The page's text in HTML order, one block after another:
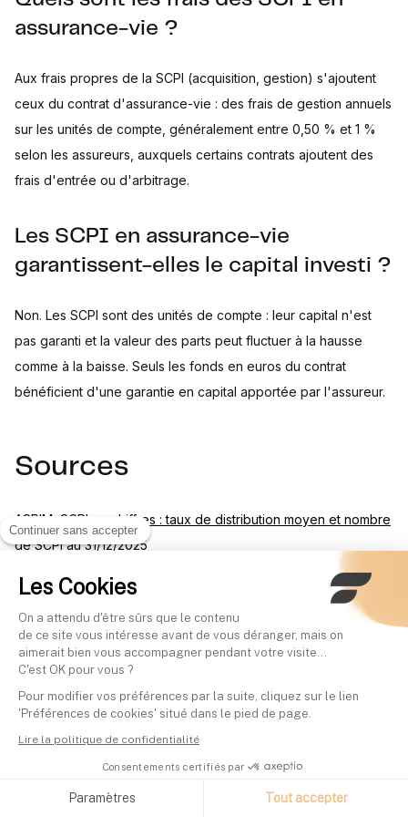
Continuer sans accepter
Les Cookies
On a attendu d'être sûrs que le contenu
de ce site vous intéresse avant de vous déranger, mais on
aimerait bien vous accompagner pendant votre visite...
C'est OK pour vous ?
Pour modifier vos préférences par la suite, cliquez sur le lien
'Préférences de cookies' situé dans le pied de page.
Lire la politique de confidentialité
Consentements certifiés par
Paramètres Tout accepter
assurance-vie ?
Aux frais propres de la SCPI (acquisition, gestion) s'ajoutent
ceux du contrat d'assurance-vie : des frais de gestion annuels
sur les unités de compte, généralement entre 0,50 % et 1 %
selon les assureurs, auxquels certains contrats ajoutent des
frais d'entrée ou d'arbitrage.
Les SCPI en assurance-vie
garantissent-elles le capital investi ?
Non. Les SCPI sont des unités de compte : leur capital n'est
pas garanti et la valeur des parts peut fluctuer à la hausse
comme à la baisse. Seuls les fonds en euros du contrat
bénéficient d'une garantie en capital apportée par l'assureur.
Sources
ASPIM, SCPI en chiffres : taux de distribution moyen et nombre
de SCPI au 31/12/2025
France Assureurs et ACPR, taux moyen des fonds en euros en
2025
BOFiP, fiscalité des produits de contrats d'assurance-vie
impots.gouv.fr, l'assurance-vie et le PEA
Légifrance, loi n°2016-1691 du 9 décembre 2016 (loi Sapin 2)
Linxea, page officielle du contrat Linxea Spirit 2